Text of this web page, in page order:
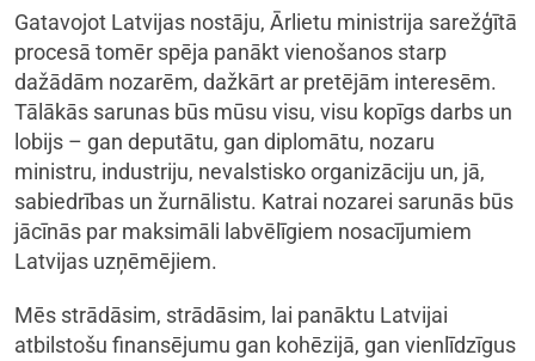
Gatavojot Latvijas nostāju, Ārlietu ministrija sarežģītā
procesā tomēr spēja panākt vienošanos starp
dažādām nozarēm, dažkārt ar pretējām interesēm.
Tālākās sarunas būs mūsu visu, visu kopīgs darbs un
lobijs – gan deputātu, gan diplomātu, nozaru
ministru, industriju, nevalstisko organizāciju un, jā,
sabiedrības un žurnālistu. Katrai nozarei sarunās būs
jācīnās par maksimāli labvēlīgiem nosacījumiem
Latvijas uzņēmējiem.
Mēs strādāsim, strādāsim, lai panāktu Latvijai
atbilstošu finansējumu gan kohēzijā, gan vienlīdzīgus